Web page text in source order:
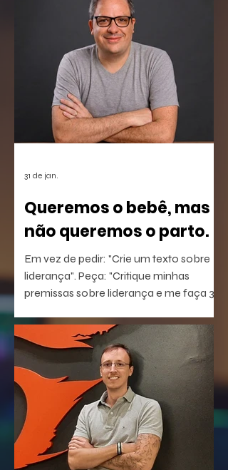
Queremos o bebê, mas
não queremos o parto.
Em vez de pedir: "Crie um texto sobre
liderança". Peça: "Critique minhas
premissas sobre liderança e me faça 3
conseguindo responder".
31 de jan.